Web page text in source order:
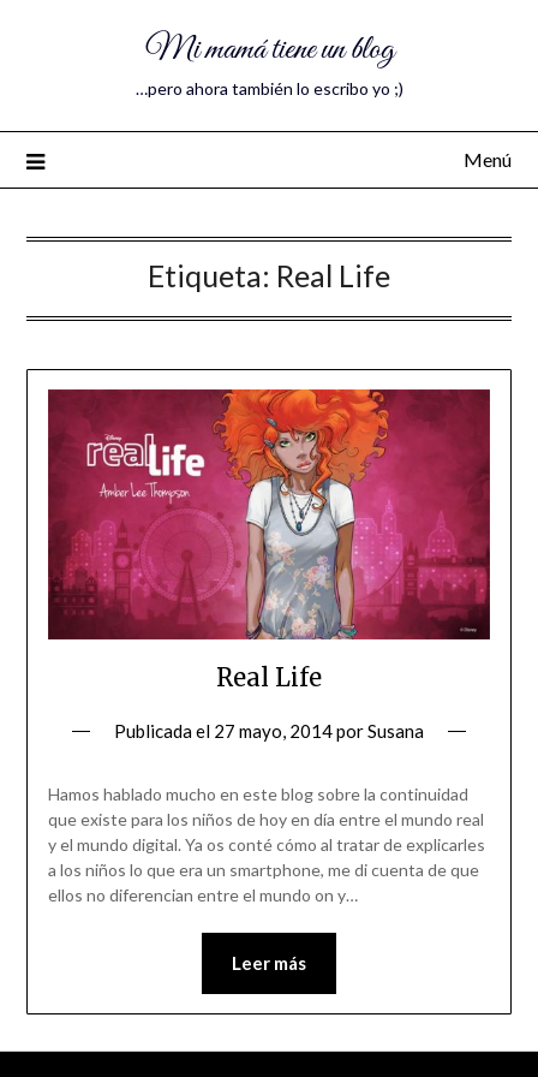
Mi mamá tiene un blog
…pero ahora también lo escribo yo ;)
Menú
Etiqueta: Real Life
Real Life
Publicada el 27 mayo, 2014porSusana
Hamos hablado mucho en este blog sobre la continuidad
que existe para los niños de hoy en día entre el mundo real
y el mundo digital. Ya os conté cómo al tratar de explicarles
a los niños lo que era un smartphone, me di cuenta de que
ellos no diferencian entre el mundo on y…
Leer más